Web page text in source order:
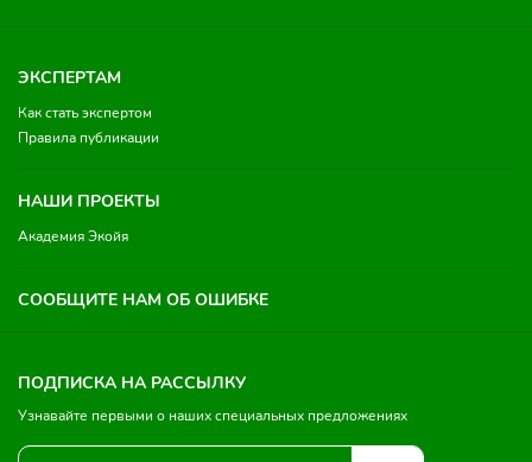
ЭКСПЕРТАМ
Как стать экспертом
Правила публикации
НАШИ ПРОЕКТЫ
Академия Экойя
СООБЩИТЕ НАМ ОБ ОШИБКЕ
ПОДПИСКА НА РАССЫЛКУ
Узнавайте первыми о наших специальных предложениях